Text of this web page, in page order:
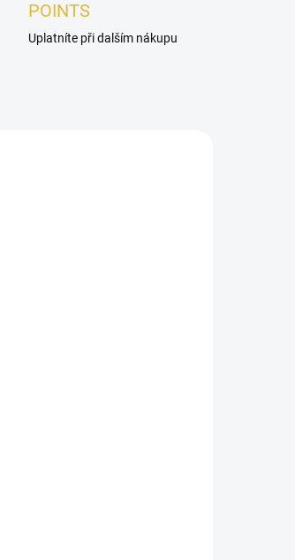
POINTS
Uplatníte při dalším nákupu